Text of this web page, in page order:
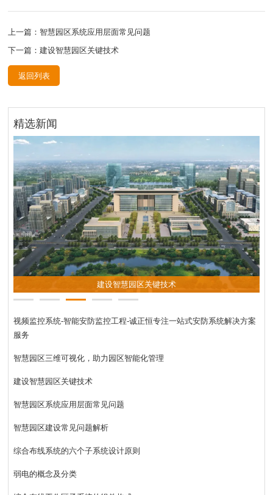
上一篇：智慧园区系统应用层面常见问题
下一篇：建设智慧园区关键技术
返回列表
精选新闻
建设智慧园区关键技术
视频监控系统-智能安防监控工程-诚正恒专注一站式安防系统解决方案
服务
智慧园区三维可视化，助力园区智能化管理
建设智慧园区关键技术
智慧园区系统应用层面常见问题
智慧园区建设常见问题解析
综合布线系统的六个子系统设计原则
弱电的概念及分类